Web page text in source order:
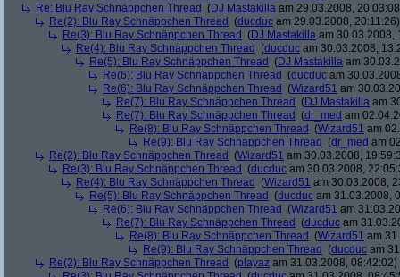
Re: Blu Ray Schnäppchen Thread (DJ Mastakilla am 29.03.2008,
Re(2): Blu Ray Schnäppchen Thread (ducduc am 29.03.2008, 20:11:26)
Re(3): Blu Ray Schnäppchen Thread (DJ Mastakilla am 30.03.2008,
Re(4): Blu Ray Schnäppchen Thread (ducduc am 30.03.2008,
Re(5): Blu Ray Schnäppchen Thread (DJ Mastakilla am
Re(6): Blu Ray Schnäppchen Thread (ducduc am
Re(6): Blu Ray Schnäppchen Thread (Wizard51 am
Re(7): Blu Ray Schnäppchen Thread (DJ Mastakilla am
Re(7): Blu Ray Schnäppchen Thread (dr_med am
Re(8): Blu Ray Schnäppchen Thread (Wizard51 am
Re(9): Blu Ray Schnäppchen Thread (dr_med am
Re(2): Blu Ray Schnäppchen Thread (Wizard51 am 30.03.2008,
Re(3): Blu Ray Schnäppchen Thread (ducduc am 30.03.2008,
Re(4): Blu Ray Schnäppchen Thread (Wizard51 am 30.03.2008,
Re(5): Blu Ray Schnäppchen Thread (ducduc am 31.03.2008,
Re(6): Blu Ray Schnäppchen Thread (Wizard51 am
Re(7): Blu Ray Schnäppchen Thread (ducduc am
Re(8): Blu Ray Schnäppchen Thread (Wizard51 am
Re(9): Blu Ray Schnäppchen Thread (ducduc am
Re(2): Blu Ray Schnäppchen Thread (playaz am 31.03.2008, 08:42:02)